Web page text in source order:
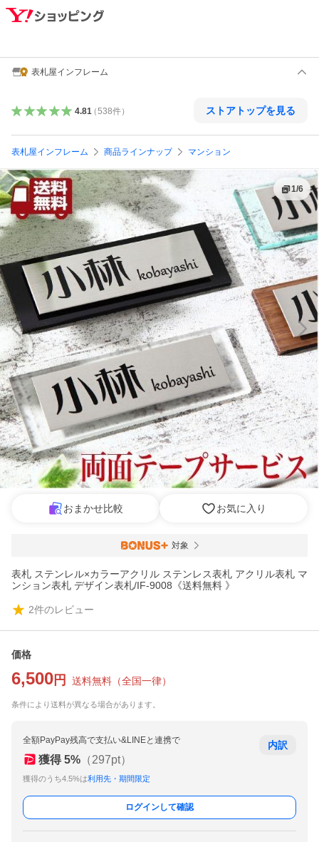
表札屋インフレーム
4.81（538件） ストアトップを見る
表札屋インフレーム 商品ラインナップ マンション
1/6
おまかせ比較 お気に入り
対象
表札 ステンレル×カラーアクリル ステンレス表札 アクリル表札 マ
ンション表札 デザイン表札/IF-9008《送料無料 》
2件のレビュー
価格
6,500 円 送料無料 （全国一律）
条件により送料が異なる場合があります。
全額PayPay残高で支払い&LINEと連携で
獲得 5% （297pt）
獲得のうち4.5%は利用先・期間限定
内訳
ログインして確認